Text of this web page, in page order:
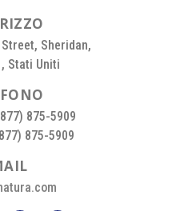
RIZZO
Sheridan,
Stati Uniti
FONO
875-5909
875-5909
AIL